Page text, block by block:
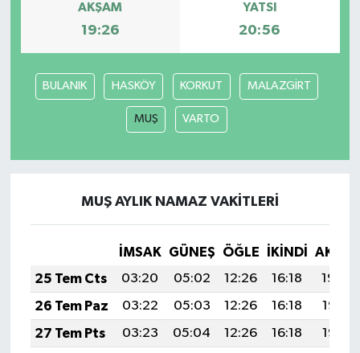
AKŞAM
19:26
YATSI
20:56
BULANIK HASKÖY KORKUT MALAZGİRT
MUŞ VARTO
MUŞ AYLIK NAMAZ VAKITLERI
İMSAK GÜNEŞ ÖĞLE İKINDI
25 Tem Cts
03:20 05:02 12:26 16:18
19:39
26 Tem Paz
03:22 05:03 12:26 16:18
19:38
27 Tem Pts
03:23 05:04 12:26 16:18
19:37